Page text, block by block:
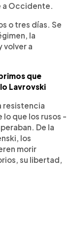
Occidente.
o tres días. Se
la
volver a
que
Lavrovski
resistencia
lo que los rusos -
De la
los
morir
su libertad,